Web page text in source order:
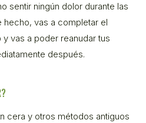
sentir ningún dolor durante las
hecho, vas a completar el
vas a poder reanudar tus
después.
cera y otros métodos antiguos